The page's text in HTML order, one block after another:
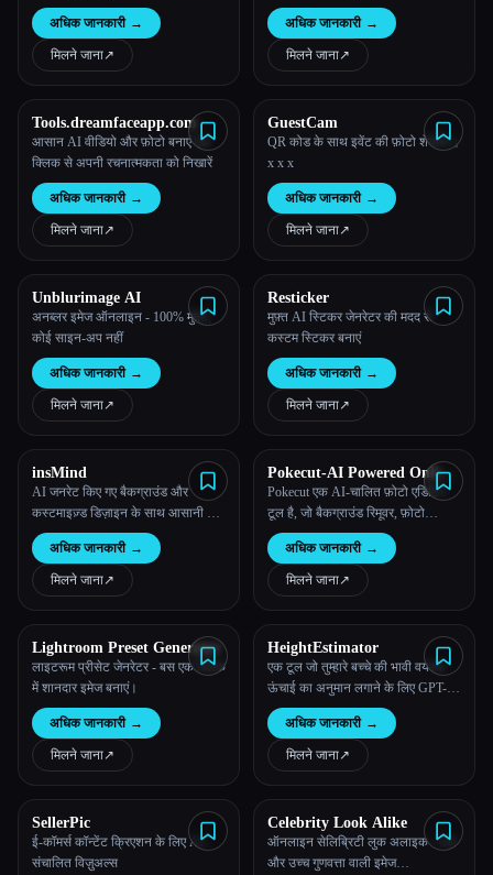
की मदद से आसानी से पेशेवर AI- उन्नत
पासपोर्ट फ़ोटो, वीज़ा, और ID फ़ोटो
बनाएं।
अधिक जानकारी →
मिलने जाना↗︎
अधिक जानकारी →
मिलने जाना↗︎
Tools.dreamfaceapp.com
आसान AI वीडियो और फ़ोटो बनाएं एक
क्लिक से अपनी रचनात्मकता को निखारें
अधिक जानकारी →
मिलने जाना↗︎
GuestCam
QR कोड के साथ इवेंट की फ़ोटो शेयरिंग।
x x x
अधिक जानकारी →
मिलने जाना↗︎
Unblurimage AI
अनब्लर इमेज ऑनलाइन - 100% मुफ़्त,
कोई साइन-अप नहीं
अधिक जानकारी →
मिलने जाना↗︎
Resticker
मुफ़्त AI स्टिकर जेनरेटर की मदद से
कस्टम स्टिकर बनाएं
अधिक जानकारी →
मिलने जाना↗︎
insMind
AI जनरेट किए गए बैकग्राउंड और
कस्टमाइज़्ड डिज़ाइन के साथ आसानी से
स्टूडियो-क्वालिटी के प्रॉडक्ट फ़ोटो
बनाएं।अधिक जानकारी →
मिलने जाना↗︎
Pokecut-AI Powered Online
Photo Editor
Pokecut एक AI-चालित फ़ोटो एडिटिंग
टूल है, जो बैकग्राउंड रिमूवर, फ़ोटो
एन्हांसर, बैकग्राउंड चेंजर जैसे कई तरह के
इमेज एडिटिंग फंक्शन मुफ़्त में कर सकता
है।
अधिक जानकारी →
मिलने जाना↗︎
Lightroom Preset Generator
लाइटरूम प्रीसेट जेनरेटर - बस एक क्लिक
में शानदार इमेज बनाएं।
अधिक जानकारी →
मिलने जाना↗︎
HeightEstimator
एक टूल जो तुम्हारे बच्चे की भावी वयस्क
ऊंचाई का अनुमान लगाने के लिए GPT-4
का इस्तेमाल करता है और ऊंचाई का
अनुमान लगाने के लिए छवियों का विश्लेषण
करता है।
अधिक जानकारी →
मिलने जाना↗︎
SellerPic
ई-कॉमर्स कॉन्टेंट क्रिएशन के लिए AI-
संचालित विज़ुअल्स
Celebrity Look Alike
ऑनलाइन सेलिब्रिटी लुक अलाइक - तेज़
और उच्च गुणवत्ता वाली इमेज